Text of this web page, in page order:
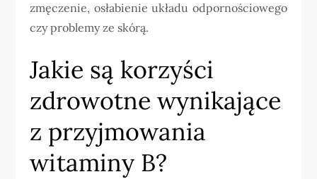
zmęczenie, osłabienie układu odpornościowego
czy problemy ze skórą.
Jakie są korzyści
zdrowotne wynikające
z przyjmowania
witaminy B?